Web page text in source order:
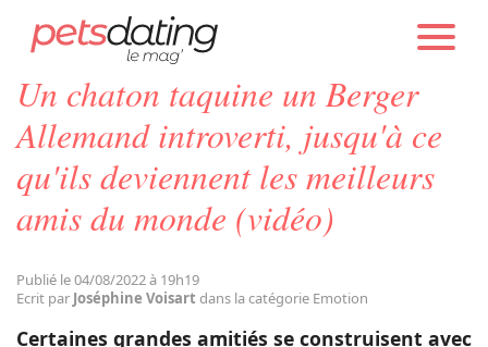
Chien
Chat
PETS DATING ACTUALITÉS EMOTION
Un chaton taquine un Berger
Allemand introverti, jusqu'à ce
qu'ils deviennent les meilleurs
amis du monde (vidéo)
Publié le 04/08/2022 à 19h19
Ecrit par Joséphine Voisart dans la catégorie Emotion
Certaines grandes amitiés se construisent avec